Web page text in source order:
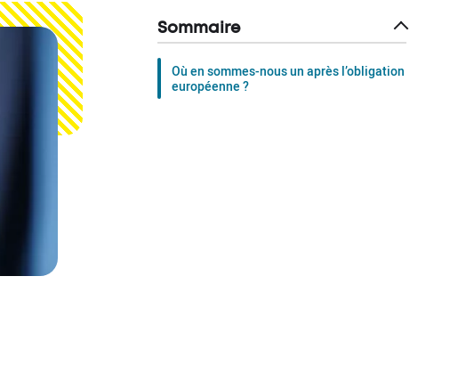
Sommaire
Où en sommes-nous un après l’obligation
européenne ?